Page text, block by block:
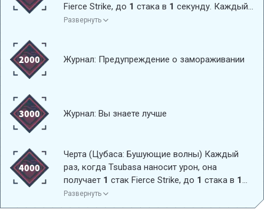
Fierce Strike, до 1 стака в 1 секунду. Каждый
стак добавляет
длится30секунд.
Развернуть
2000 Журнал: Предупреждение о замораживании
3000 Журнал: Вы знаете лучше
4000
Черта (Цубаса: Бушующие волны) Каждый
раз, когда Tsubasa наносит урон, она
получает 1 стак Fierce Strike, до 1 стака в 1
секунду. Каждый стак добавляет
до30стаков. Обновляет длительность
Развернуть